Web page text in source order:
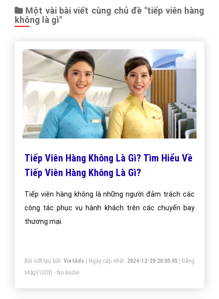
Một vài bài viết cùng chủ đề "tiếp viên hàng
không là gì"
Tiếp Viên Hàng Không Là Gì? Tìm Hiểu Về
Tiếp Viên Hàng Không Là Gì?
Tiếp viên hàng không là những người đảm trách các
công tác phục vụ hành khách trên các chuyến bay
thương mại.
Bài viết tạo bởi: VietAds| Ngày cập nhật: 2024-12-29 20:05:05|Đăng
nhập(1303) - No Audio